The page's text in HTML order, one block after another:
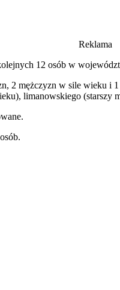
Reklama
12 osób w
2 mężczyzn w sile wieku i
limanowskiego (starszy